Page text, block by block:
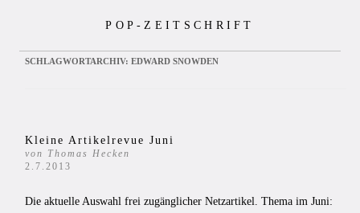
POP-ZEITSCHRIFT
SCHLAGWORTARCHIV: EDWARD SNOWDEN
Kleine Artikelrevue Juni
von Thomas Hecken
2.7.2013
Die aktuelle Auswahl frei zugänglicher Netzartikel. Thema im Juni: